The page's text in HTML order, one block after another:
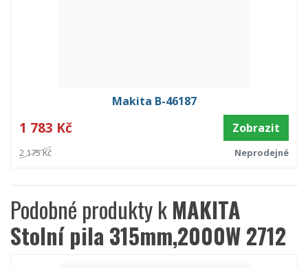
Makita B-46187
1 783 Kč Zobrazit
2 175 Kč Neprodejné
Podobné produkty kMAKITA
Stolní pila 315mm,2000W 2712